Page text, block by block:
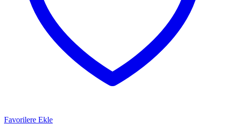
Favorilere Ekle